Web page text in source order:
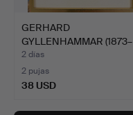
GERHARD
GYLLENHAMMAR (1873–
1968). Dama ele…
2 días
2 pujas
38 USD